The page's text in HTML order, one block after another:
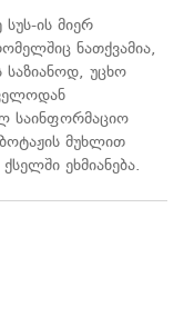
ის მიერ
ნათქვამია,
საზიანოდ, უცხო
საინფორმაციო
მუხლით
ეხმიანება.